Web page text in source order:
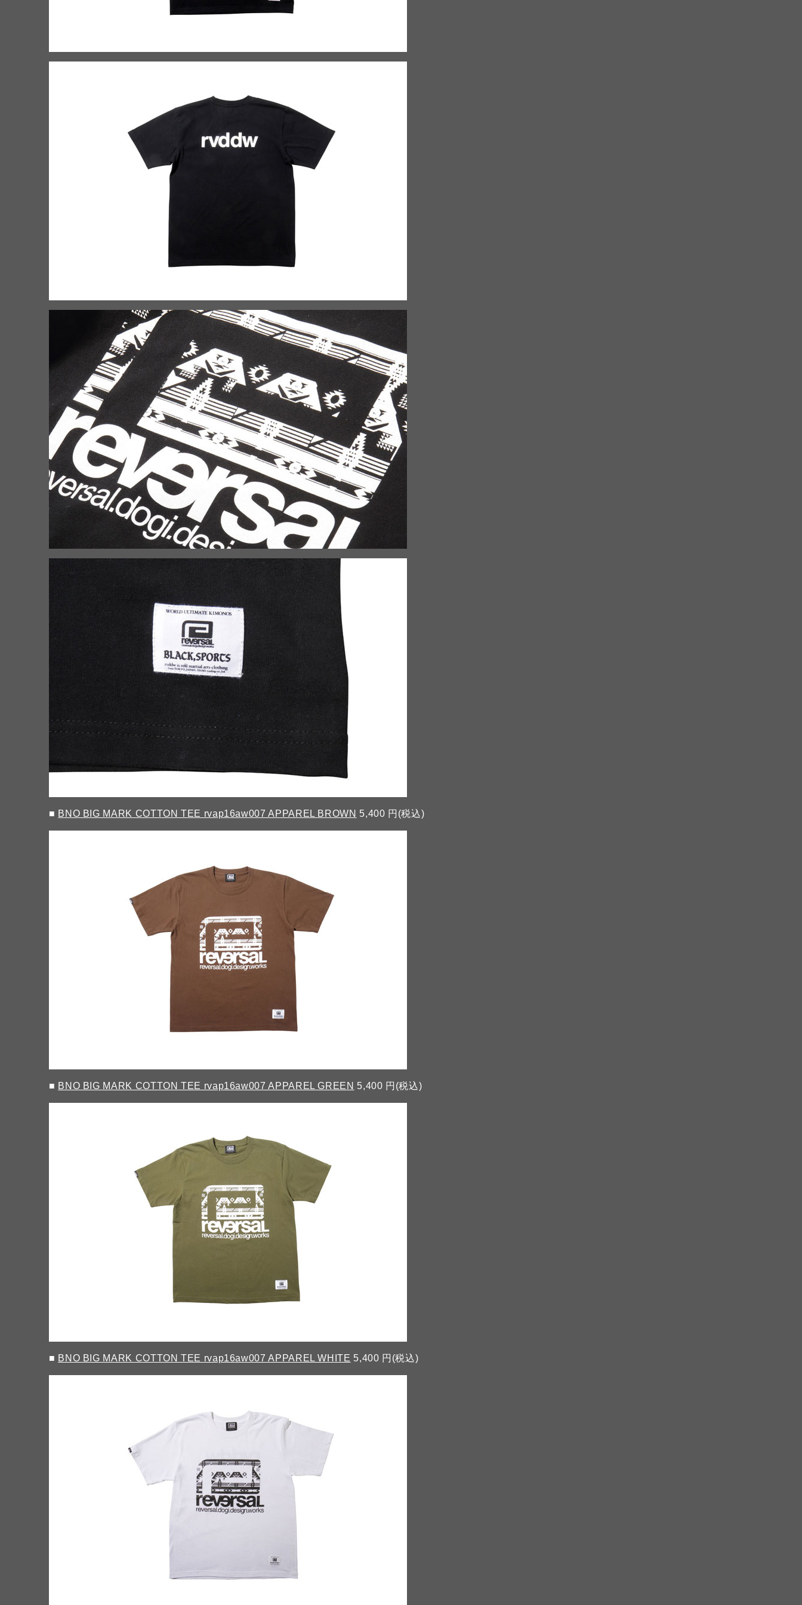
■ BNO BIG MARK COTTON TEE rvap16aw007 APPAREL BROWN 5,400 円(税込)
■ BNO BIG MARK COTTON TEE rvap16aw007 APPAREL GREEN 5,400 円(税込)
■ BNO BIG MARK COTTON TEE rvap16aw007 APPAREL WHITE 5,400 円(税込)